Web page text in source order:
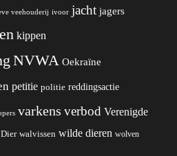
veehouderij ivoor jacht jagers
kippen
NVWA Oekraïne
petitie politie reddingsactie
varkens verbod Verenigde
walvissen wilde dieren wolven